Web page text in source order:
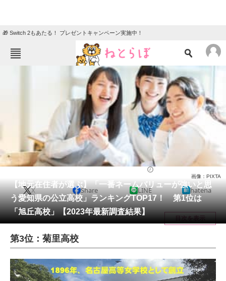
🎁 Switch 2もあたる！ プレゼントキャンペーン実施中！
ニュース
クイズ
地域
教育・育児
動物 リサーチ
会員記事
メディア
注目記事を集めた総合ページ
ITの今と未来を見通す
スマホと通信の最新トレンド
【地元在住者が選ぶ】「一番ネームバリューが強いと思
う愛知県の公立高校」ランキングTOP17！ 第1位は
「旭丘高校」【2023年最新調査結果】
画像：PIXTA
X Share LINE hatena
目次を表示
第3位：菊里高校